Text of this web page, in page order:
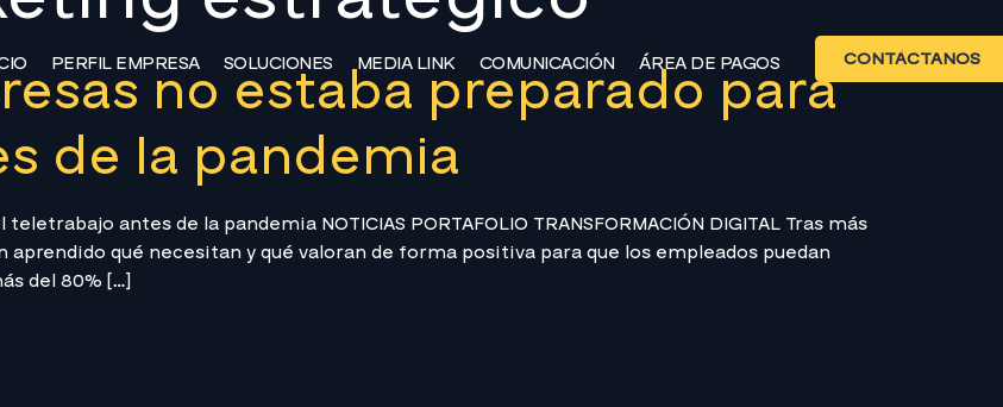
PERFIL EMPRESA SOLUCIONES MEDIA LINK COMUNICACIÓN ÁREA DE PAGOS CONTÁCTANOS
no estaba preparado para
de la pandemia
antes de la pandemia NOTICIAS PORTAFOLIO TRANSFORMACIÓN DIGITAL Tras más
qué necesitan y qué valoran de forma positiva para que los empleados puedan
del 80% […]